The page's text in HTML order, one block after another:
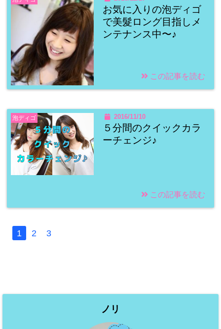
お気に入りの泡ディゴ
で美髮ロング目指しメ
ンテナンス中〜♪
この記事を読む
泡ディゴ 2016/11/10
５分間のクイックカラ
ーチェンジ♪
この記事を読む
1 2 3
ノリ